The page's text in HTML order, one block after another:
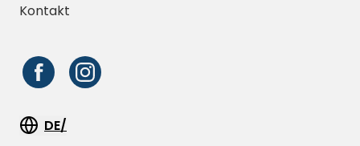
Kontakt
DE/